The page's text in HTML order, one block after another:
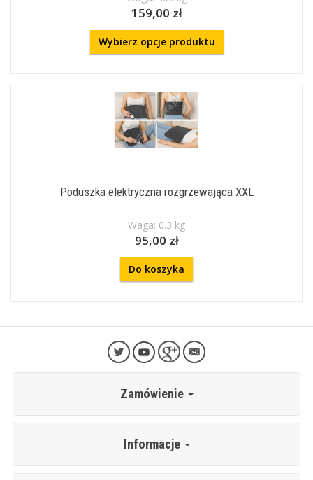
159,00 zł
Wybierz opcje produktu
Poduszka elektryczna rozgrzewająca XXL
Waga: 0.3 kg
95,00 zł
Do koszyka
Zamówienie
Informacje